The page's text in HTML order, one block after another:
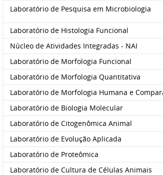
Laboratório de Pesquisa em Microbiologia
Laboratório de Histologia Funcional
Núcleo de Atividades Integradas - NAI
Laboratório de Morfologia Funcional
Laboratório de Morfologia Quantitativa
Laboratório de Morfologia Humana e
Laboratório de Biologia Molecular
Laboratório de Citogenômica Animal
Laboratório de Evolução Aplicada
Laboratório de Proteômica
Laboratório de Cultura de Células Animais